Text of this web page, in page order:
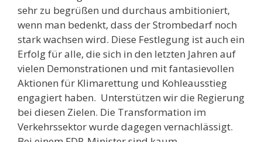
sehr zu begrüßen und durchaus ambitioniert,
wenn man bedenkt, dass der Strombedarf noch
stark wachsen wird. Diese Festlegung ist auch ein
Erfolg für alle, die sich in den letzten Jahren auf
vielen Demonstrationen und mit fantasievollen
Aktionen für Klimarettung und Kohleausstieg
engagiert haben. Unterstützen wir die Regierung
bei diesen Zielen. Die Transformation im
Verkehrssektor wurde dagegen vernachlässigt.